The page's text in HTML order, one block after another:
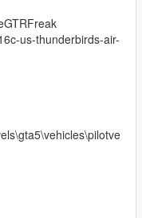
us-thunderbirds-air-